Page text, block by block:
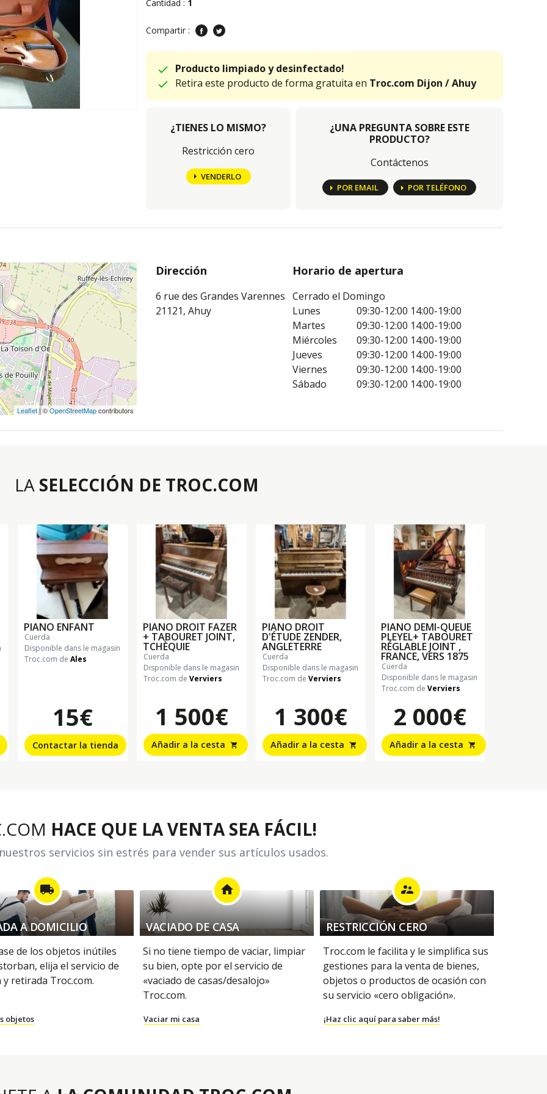
Cantidad : 1
Compartir :
Producto limpiado y desinfectado!
Retira este producto de forma gratuita en Troc.com Dijon / Ahuy
¿TIENES LO MISMO?
Restricción cero
VENDERLO
¿UNA PREGUNTA SOBRE ESTE
PRODUCTO?
Contáctenos
POR EMAIL POR TELÉFONO
Leaflet| ©OpenStreetMapcontributors
Dirección
6 rue des Grandes Varennes
21121, Ahuy
Horario de apertura
Cerrado el Domingo
Lunes
09:30-12:00 14:00-19:00
Martes
09:30-12:00 14:00-19:00
Miércoles
09:30-12:00 14:00-19:00
Jueves
09:30-12:00 14:00-19:00
Viernes
09:30-12:00 14:00-19:00
Sábado
09:30-12:00 14:00-19:00
LA SELECCIÓN DE TROC.COM
PIANO ENFANT
cuerda
Disponible dans le magasin
Troc.com de Ales
15€
Contactar la tienda
PIANO DROIT FAZER
+ TABOURET JOINT,
TCHÈQUIE
cuerda
Disponible dans le magasin
Troc.com de Verviers
1 500€
Añadir a la cesta shopping_cart
PIANO DROIT
D'ÉTUDE ZENDER,
ANGLETERRE
cuerda
Disponible dans le magasin
Troc.com de Verviers
1 300€
Añadir a la cesta shopping_cart
PIANO DEMI-QUEUE
PLEYEL+ TABOURET
RÉGLABLE JOINT ,
FRANCE, VERS 1875
cuerda
Disponible dans le magasin
Troc.com de Verviers
2 000€
Añadir a la cesta shopping_cart
HACE QUE LA VENTA SEA FÁCIL!
servicios sin estrés para vender sus artículos usados.
local_shipping
A DOMICILIO
de los objetos inútiles
elija el servicio de
y retirada Troc.com.
objetos
home
VACIADO DE CASA
Si no tiene tiempo de vaciar, limpiar
su bien, opte por el servicio de
«vaciado de casas/desalojo»
Troc.com.
Vaciar mi casa
supervisor_account
RESTRICCIÓN CERO
Troc.com le facilita y le simplifica sus
gestiones para la venta de bienes,
objetos o productos de ocasión con
su servicio «cero obligación».
¡Haz clic aquí para saber más!